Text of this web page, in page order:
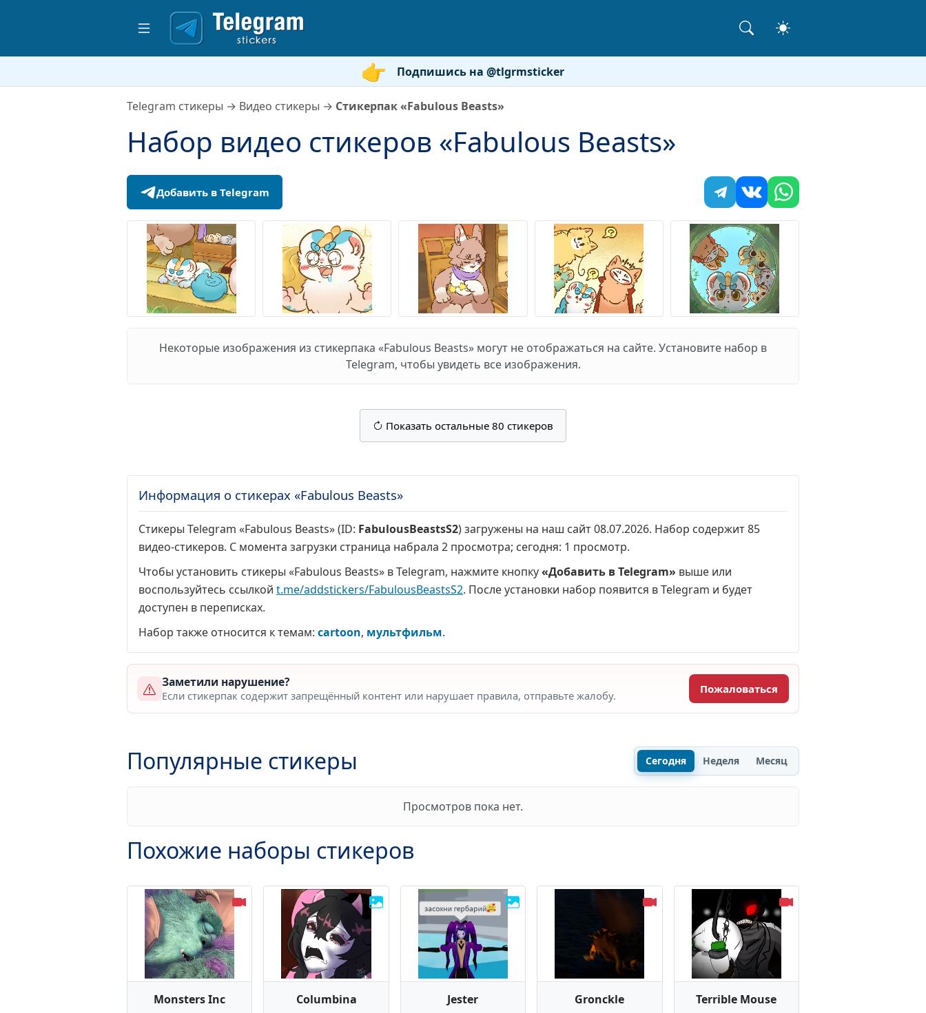
Подпишись на @tlgrmsticker
Telegram стикеры → Видео стикеры → Стикерпак «Fabulous Beasts»
Набор видео стикеров «Fabulous Beasts»
Добавить в Telegram
Некоторые изображения из стикерпака «Fabulous Beasts» могут не отображаться на сайте. Установите набор в
Telegram, чтобы увидеть все изображения.
Показать остальные 80 стикеров
Информация о стикерах «Fabulous Beasts»
Стикеры Telegram «Fabulous Beasts» (ID: FabulousBeastsS2) загружены на наш сайт 08.07.2026. Набор содержит 85
видео-стикеров. С момента загрузки страница набрала 2 просмотра; сегодня: 1 просмотр.
Чтобы установить стикеры «Fabulous Beasts» в Telegram, нажмите кнопку«Добавить в Telegram» выше или
воспользуйтесь ссылкой t.me/addstickers/FabulousBeastsS2. После установки набор появится в Telegram и будет
доступен в переписках.
Набор также относится к темам: cartoon, мультфильм.
Заметили нарушение?
Если стикерпак содержит запрещённый контент или нарушает правила, отправьте жалобу. Пожаловаться
Популярные стикеры Сегодня Неделя Месяц
Просмотров пока нет.
Похожие наборы стикеров
Monsters Inc Columbina Jester Gronckle Terrible Mouse